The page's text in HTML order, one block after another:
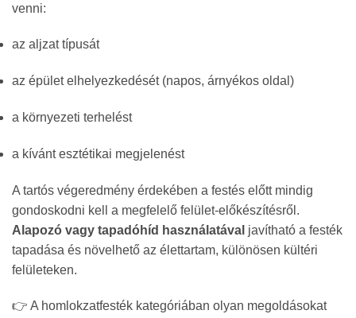
venni:
az aljzat típusát
az épület elhelyezkedését (napos, árnyékos oldal)
a környezeti terhelést
a kívánt esztétikai megjelenést
A tartós végeredmény érdekében a festés előtt mindig
gondoskodni kell a megfelelő felület-előkészítésről.
Alapozó vagy tapadóhíd használatával javítható a festék
tapadása és növelhető az élettartam, különösen kültéri
felületeken.
👉 A homlokzatfesték kategóriában olyan megoldásokat